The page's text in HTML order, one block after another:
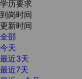
学历要求
到岗时间
更新时间
全部
今天
最近3天
最近7天